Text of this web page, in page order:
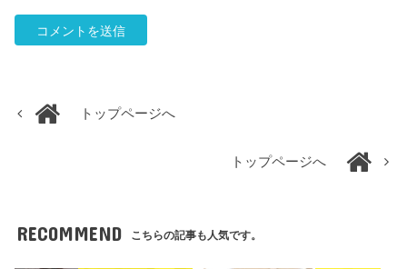
トップページへ
トップページへ
RECOMMEND こちらの記事も人気です。